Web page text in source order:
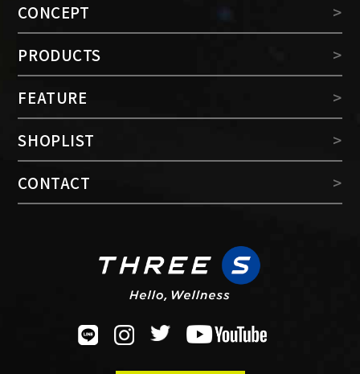
CONCEPT
PRODUCTS
FEATURE
SHOPLIST
CONTACT